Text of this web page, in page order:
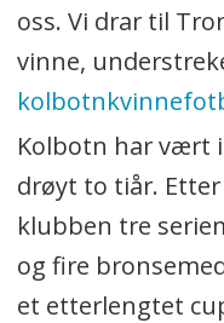
oss. Vi drar til
vinne,
Kolbotn har vært
drøyt to tiår.
klubben tre
og fire
et etterlengtet